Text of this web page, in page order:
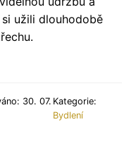
užili dlouhodobě
30. 07. Kategorie:
Bydlení